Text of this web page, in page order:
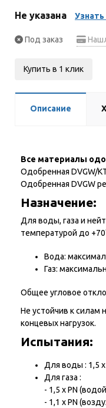
Не указана
Под заказ
Купить в 1 клик
Описание
Все материалы
Одобренная DVGW/
Одобренная DVGW
Назначение:
Для воды, газа и
температурой до
Вода:
Газ:
Общее угловое
Не устойчив к силам
концевых нагрузок.
Испытания:
Для воды : 1,5
Для газа :
- 1,5 х PN
- 1,1 х PN